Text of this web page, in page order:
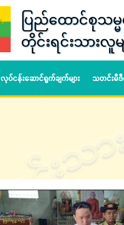
ပြည်ထောင်စုသမ္
တိုင်းရင်းသားလူမျို
လုပ်ငန်းဆောင်ရွက်ချက်များ သတင်းမီ